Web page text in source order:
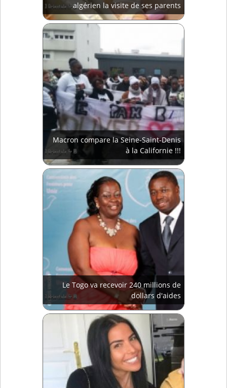
algérien la visite de ses parents
Macron compare la Seine-Saint-Denis
à la Californie !!!
Le Togo va recevoir 240 millions de
dollars d'aides